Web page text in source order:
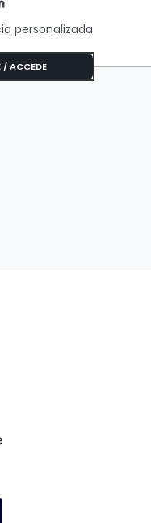
personalizada
/ ACCEDE